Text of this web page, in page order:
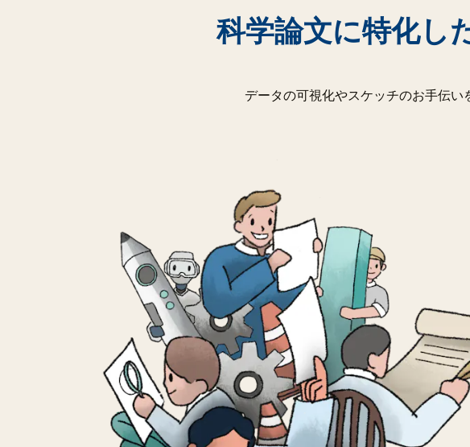
科学論文に特化し
データの可視化やスケッチのお手伝